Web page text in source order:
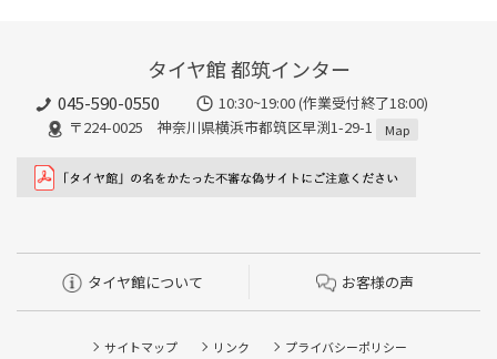
タイヤ館 都筑インター
045-590-0550
10:30~19:00 (作業受付終了18:00)
〒224-0025 神奈川県横浜市都筑区早渕1-29-1
Map
タイヤ館について お客様の声
サイトマップ リンク プライバシーポリシー